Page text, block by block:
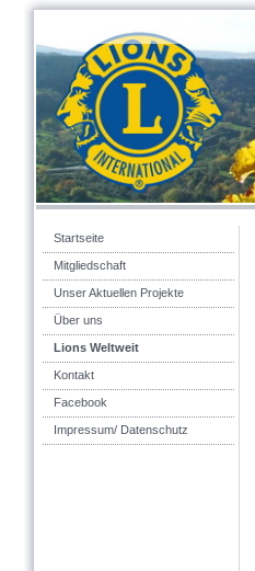
Startseite
Mitgliedschaft
Unser Aktuellen Projekte
Über uns
Lions Weltweit
Kontakt
Facebook
Impressum/ Datenschutz